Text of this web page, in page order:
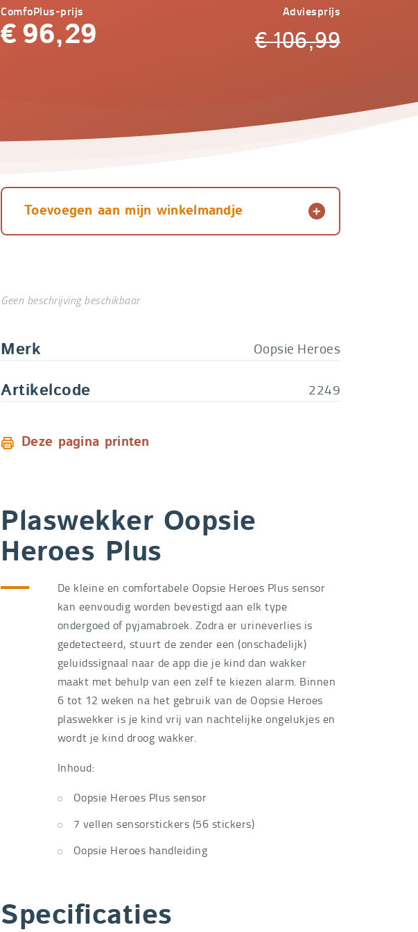
ComfoPlus-prijs
€ 96,29
Adviesprijs
€106,99
Toevoegen aan mijn winkelmandje
Geen beschrijving beschikbaar
Merk Oopsie Heroes
Artikelcode 2249
Deze pagina printen
Plaswekker Oopsie
Heroes Plus
De kleine en comfortabele Oopsie Heroes Plus sensor
kan eenvoudig worden bevestigd aan elk type
ondergoed of pyjamabroek. Zodra er urineverlies is
gedetecteerd, stuurt de zender een (onschadelijk)
geluidssignaal naar de app die je kind dan wakker
maakt met behulp van een zelf te kiezen alarm. Binnen
6 tot 12 weken na het gebruik van de Oopsie Heroes
plaswekker is je kind vrij van nachtelijke ongelukjes en
wordt je kind droog wakker.
Inhoud:
Oopsie Heroes Plus sensor
7 vellen sensorstickers (56 stickers)
Oopsie Heroes handleiding
Specificaties